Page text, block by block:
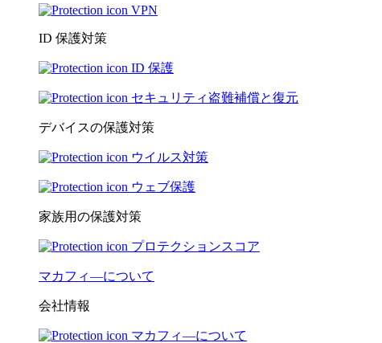
VPN
ID 保護対策
ID 保護
セキュリティ盗難補償と復元
デバイスの保護対策
ウイルス対策
ウェブ保護
家族用の保護対策
プロテクションスコア
マカフィ―について
会社情報
マカフィ―について